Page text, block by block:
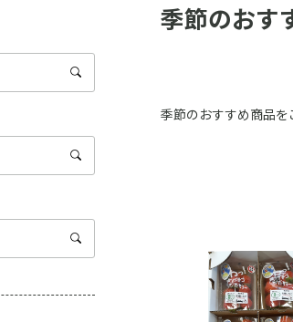
季節のおす
季節のおすすめ商品